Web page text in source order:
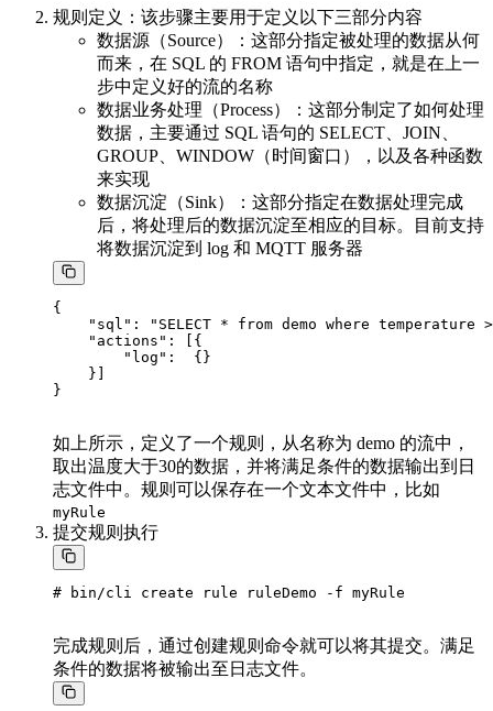
规则定义：该步骤主要用于定义以下三部分内容
数据源（Source）：这部分指定被处理的数据从何
而来，在 SQL 的 FROM 语句中指定，就是在上一
步中定义好的流的名称
数据业务处理（Process）：这部分制定了如何处理
数据，主要通过 SQL 语句的 SELECT、JOIN、
GROUP、WINDOW（时间窗口），以及各种函数
来实现
数据沉淀（Sink）：这部分指定在数据处理完成
后，将处理后的数据沉淀至相应的目标。目前支持
将数据沉淀到 log 和 MQTT 服务器
{
"sql": "SELECT * from demo where temperature
    "actions": [{
        "log":  {}
    }]
如上所示，定义了一个规则，从名称为 demo 的流中，
取出温度大于30的数据，并将满足条件的数据输出到日
志文件中。规则可以保存在一个文本文件中，比如
myRule
提交规则执行
完成规则后，通过创建规则命令就可以将其提交。满足
条件的数据将被输出至日志文件。